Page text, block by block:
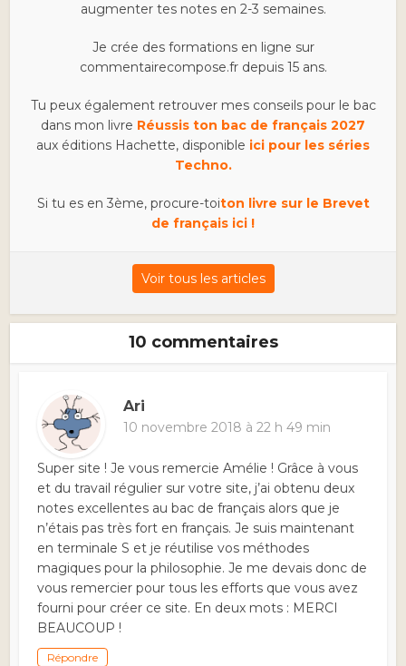
augmenter tes notes en 2-3 semaines.
Je crée des formations en ligne sur
commentairecompose.fr depuis 15 ans.
Tu peux également retrouver mes conseils pour le bac
dans mon livre Réussis ton bac de français 2027
aux éditions Hachette, disponible ici pour les séries
Techno.
Si tu es en 3ème, procure-toiton livre sur le Brevet
de français ici !
Voir tous les articles
10 commentaires
Ari
10 novembre 2018 à 22 h 49 min
Super site ! Je vous remercie Amélie ! Grâce à vous
et du travail régulier sur votre site, j’ai obtenu deux
notes excellentes au bac de français alors que je
n’étais pas très fort en français. Je suis maintenant
en terminale S et je réutilise vos méthodes
magiques pour la philosophie. Je me devais donc de
vous remercier pour tous les efforts que vous avez
fourni pour créer ce site. En deux mots : MERCI
BEAUCOUP !
Répondre